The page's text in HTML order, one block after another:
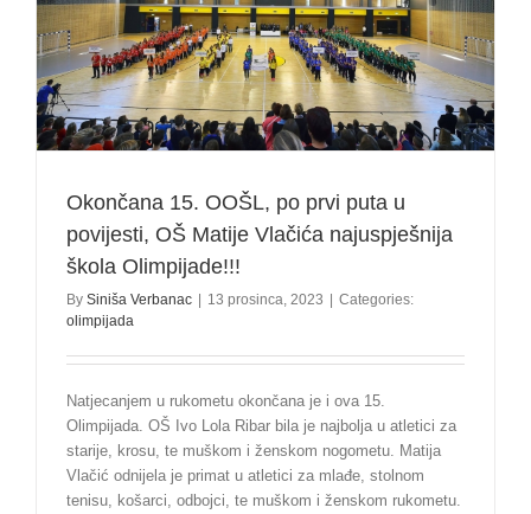
Okončana 15. OOŠL, po prvi puta u
povijesti, OŠ Matije Vlačića najuspješnija
škola Olimpijade!!!
By Siniša Verbanac | 13 prosinca, 2023 | Categories:
olimpijada
Natjecanjem u rukometu okončana je i ova 15.
Olimpijada. OŠ Ivo Lola Ribar bila je najbolja u atletici za
starije, krosu, te muškom i ženskom nogometu. Matija
Vlačić odnijela je primat u atletici za mlađe, stolnom
tenisu, košarci, odbojci, te muškom i ženskom rukometu.